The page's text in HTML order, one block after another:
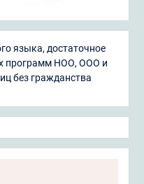
языка, достаточное
программ НОО, ООО и
без гражданства